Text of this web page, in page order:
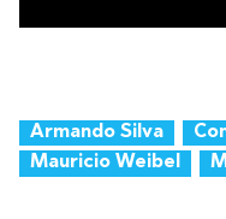
Armando Silva
Mauricio Weibel